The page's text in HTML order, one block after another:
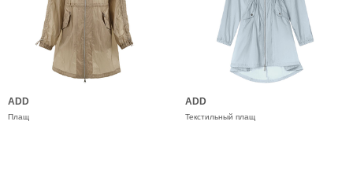
ADD
Плащ
ADD
Текстильный плащ